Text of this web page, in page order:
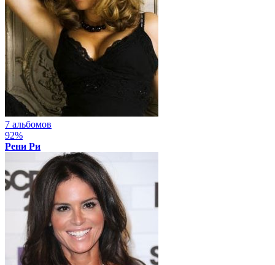
7 альбомов
92%
Рени Ри